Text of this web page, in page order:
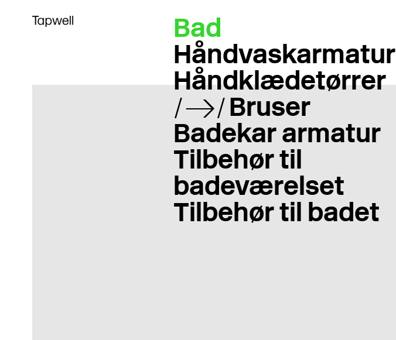
Bad
Håndvaskarmatur
Håndklædetørrer
Bruser
Badekar armatur
Tilbehør til
badeværelset
Tilbehør til badet